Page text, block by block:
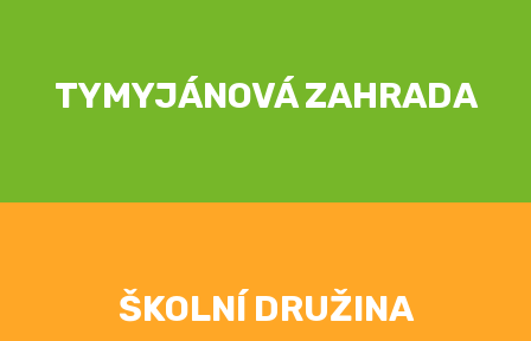
TYMYJÁNOVÁ ZAHRADA
ŠKOLNÍ DRUŽINA